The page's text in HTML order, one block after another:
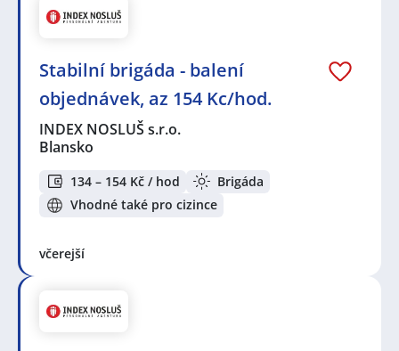
Stabilní brigáda - balení
objednávek, az 154 Kc/hod.
INDEX NOSLUŠ s.r.o.
Blansko
134 – 154 Kč / hod
Brigáda
Vhodné také pro cizince
včerejší